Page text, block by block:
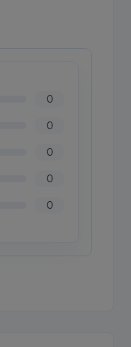
0
0
0
0
0